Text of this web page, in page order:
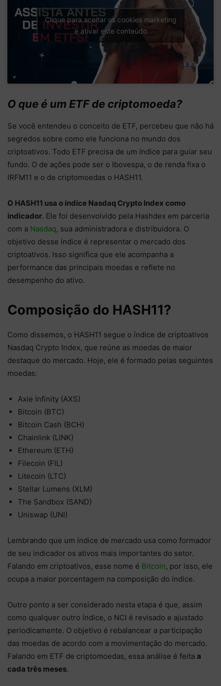
Clique para aceitar os cookies marketing
e ativar este conteúdo
O que é um ETF de criptomoeda?
Se você entendeu o conceito de ETF, percebeu que não há
segredos sobre como ele funciona no mundo dos
criptoativos. Todo ETF precisa de um índice para guiar seu
fundo. O de ações pode ser o Ibovespa, o de renda fixa o
IRFM11 e o de criptomoedas o HASH11.
O HASH11 usa o índice Nasdaq Crypto Index como
indicador. Ele foi desenvolvido pela Hashdex em parceria
com a Nasdaq, sua administradora e distribuidora. O
objetivo desse índice é representar o mercado dos
criptoativos. Isso significa que ele acompanha a
performance das principais moedas e reflete no
desempenho do ativo.
Composição do HASH11?
Como dissemos, o HASH11 segue o índice de criptoativos
Nasdaq Crypto Index, que reúne as moedas de maior
destaque do mercado. Hoje, ele é formado pelas seguintes
moedas:
Axie Infinity (AXS)
Bitcoin (BTC)
Bitcoin Cash (BCH)
Chainlink (LINK)
Ethereum (ETH)
Filecoin (FIL)
Litecoin (LTC)
Stellar Lumens (XLM)
The Sandbox (SAND)
Uniswap (UNI)
Lembrando que um índice de mercado usa como formador
de seu indicador os ativos mais importantes do setor.
Falando em criptoativos, esse nome é Bitcoin, por isso, ele
ocupa a maior porcentagem na composição do índice.
Outro ponto a ser considerado nesta etapa é que, assim
como qualquer outro índice, o NCI é revisado e ajustado
periodicamente. O objetivo é rebalancear a participação
das moedas de acordo com a movimentação do mercado.
Falando em ETF de criptomoedas, essa análise é feita a
cada três meses.